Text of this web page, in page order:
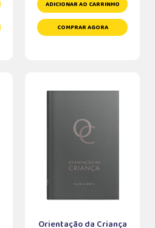
ADICIONAR AO CARRINHO
COMPRAR AGORA
Orientação da Criança